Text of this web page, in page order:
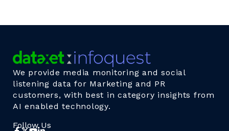
We provide media monitoring and social
listening data for Marketing and PR
customers, with best in category insights from
AI enabled technology.
Follow Us